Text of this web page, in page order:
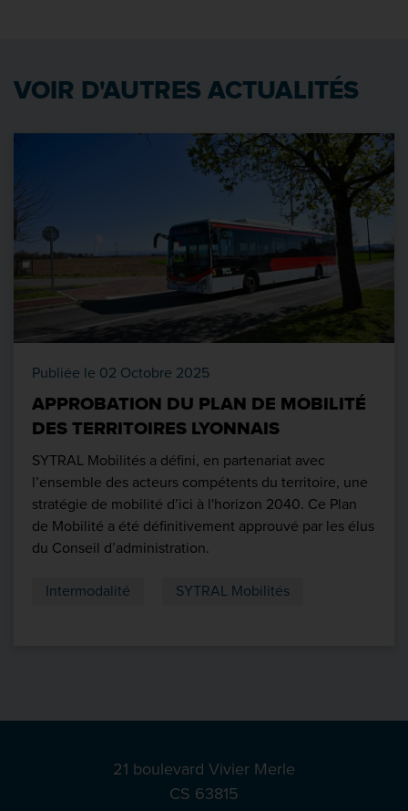
VOIR D'AUTRES ACTUALITÉS
Publiée le 02 Octobre 2025
APPROBATION DU PLAN DE MOBILITÉ
DES TERRITOIRES LYONNAIS
SYTRAL Mobilités a défini, en partenariat avec
l’ensemble des acteurs compétents du territoire, une
stratégie de mobilité d’ici à l'horizon 2040. Ce Plan
de Mobilité a été définitivement approuvé par les élus
du Conseil d’administration.
Intermodalité SYTRAL Mobilités
21 boulevard Vivier Merle
CS 63815